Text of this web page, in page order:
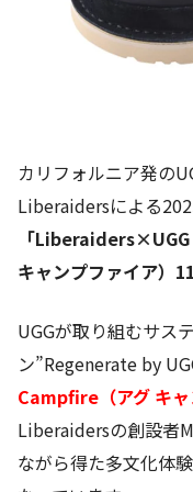
カリフォルニア発の
Liberaidersによる
「
キャンプファイア）
UGGが取り組むサス
ン”Regenerate by
Campfire（アグ キャ
Liberaidersの創設者
ながら得た多文化体